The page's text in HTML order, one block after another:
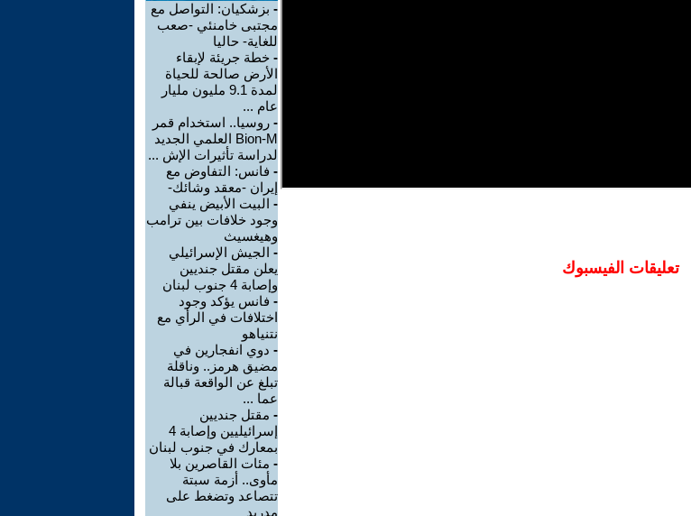
تعليقات الفيسبوك
- بزشكيان: التواصل مع
مجتبى خامنئي -صعب
للغاية- حاليا
- خطة جريئة لإبقاء
الأرض صالحة للحياة
لمدة 9.1 مليون مليار
عام ...
- روسيا.. استخدام قمر
Bion-M العلمي الجديد
لدراسة تأثيرات الإش ...
- فانس: التفاوض مع
إيران -معقد وشائك-
- البيت الأبيض ينفي
وجود خلافات بين ترامب
وهيغسيث
- الجيش الإسرائيلي
يعلن مقتل جنديين
وإصابة 4 جنوب لبنان
- فانس يؤكد وجود
اختلافات في الرأي مع
نتنياهو
- دوي انفجارين في
مضيق هرمز.. وناقلة
تبلغ عن الواقعة قبالة
عما ...
- مقتل جنديين
إسرائيليين وإصابة 4
بمعارك في جنوب لبنان
- مئات القاصرين بلا
مأوى.. أزمة سبتة
تتصاعد وتضغط على
مدريد